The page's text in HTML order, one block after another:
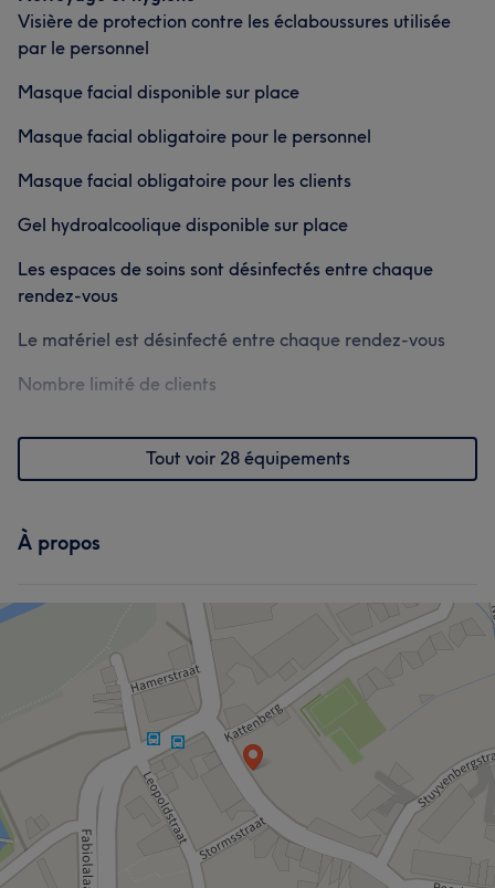
Professionnel/le
Expert/e 31
Visière de protection contre les éclaboussures utilisée
par le personnel
Masque facial disponible sur place
Masque facial obligatoire pour le personnel
Masque facial obligatoire pour les clients
Gel hydroalcoolique disponible sur place
Les espaces de soins sont désinfectés entre chaque
rendez-vous
Le matériel est désinfecté entre chaque rendez-vous
Nombre limité de clients
Tout voir 28 équipements
À propos